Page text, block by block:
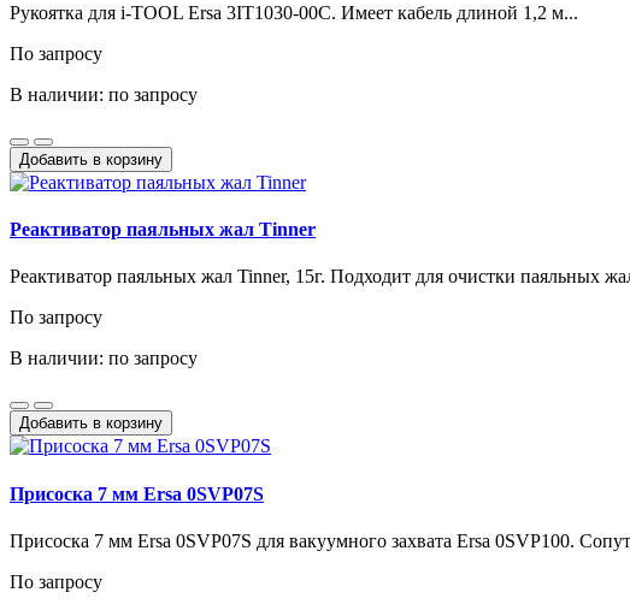
Рукоятка для i-TOOL Ersa 3IT1030-00C. Имеет кабель длиной 1,2 м...
По запросу
В наличии: по запросу
Добавить в корзину
Реактиватор паяльных жал Tinner
Реактиватор паяльных жал Tinner, 15г. Подходит для очистки паяльных
По запросу
В наличии: по запросу
Добавить в корзину
Присоска 7 мм Ersa 0SVP07S
Присоска 7 мм Ersa 0SVP07S для вакуумного захвата Ersa 0SVP100.
По запросу